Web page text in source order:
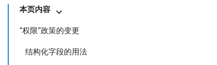
本页内容
“权限”政策的变更
结构化字段的用法